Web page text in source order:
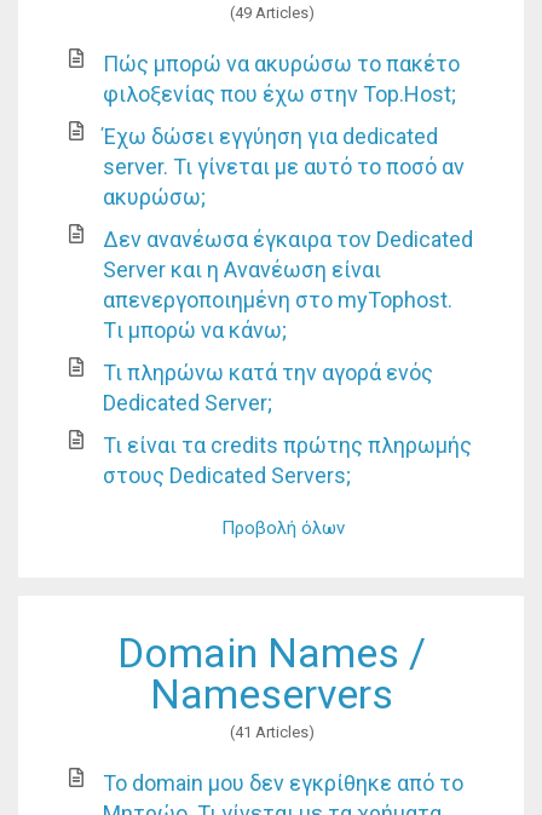
49 Articles
Πώς μπορώ να ακυρώσω το πακέτο
φιλοξενίας που έχω στην Top.Host;
Έχω δώσει εγγύηση για dedicated
server. Τι γίνεται με αυτό το ποσό αν
ακυρώσω;
Δεν ανανέωσα έγκαιρα τον Dedicated
Server και η Ανανέωση είναι
απενεργοποιημένη στο myTophost.
Tι μπορώ να κάνω;
Τι πληρώνω κατά την αγορά ενός
Dedicated Server;
Τι είναι τα credits πρώτης πληρωμής
στους Dedicated Servers;
Προβολή όλων
Domain Names /
Nameservers
41 Articles
Το domain μου δεν εγκρίθηκε από το